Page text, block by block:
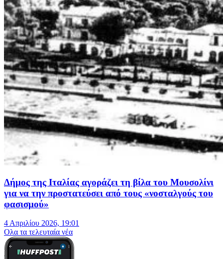
Δήμος της Ιταλίας αγοράζει τη βίλα του Μουσολίνι
για να την προστατεύσει από τους «νοσταλγούς του
φασισμού»
4 Απριλίου 2026, 19:01
Oλα τα τελευταία νέα